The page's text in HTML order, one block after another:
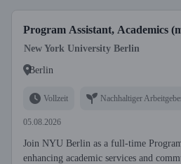
Program Assistant, Academics
New York University Berlin
Berlin
Vollzeit Nachhaltiger
05.08.2026
Join NYU Berlin as a full-time
enhancing academic services and